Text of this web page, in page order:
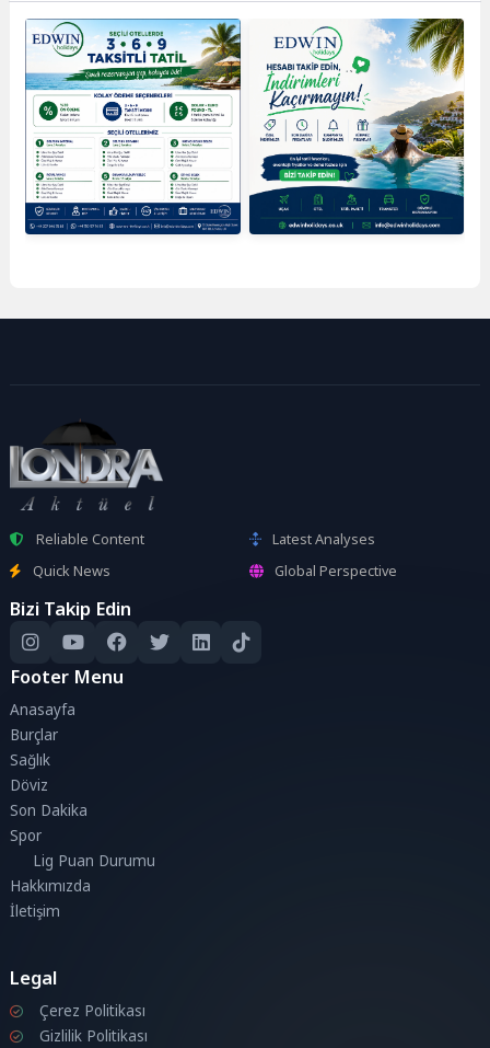
Reliable Content
Latest Analyses
Quick News
Global Perspective
Bizi Takip Edin
Footer Menu
Anasayfa
Burçlar
Sağlık
Döviz
Son Dakika
Spor
Lig Puan Durumu
Hakkımızda
İletişim
Legal
Çerez Politikası
Gizlilik Politikası